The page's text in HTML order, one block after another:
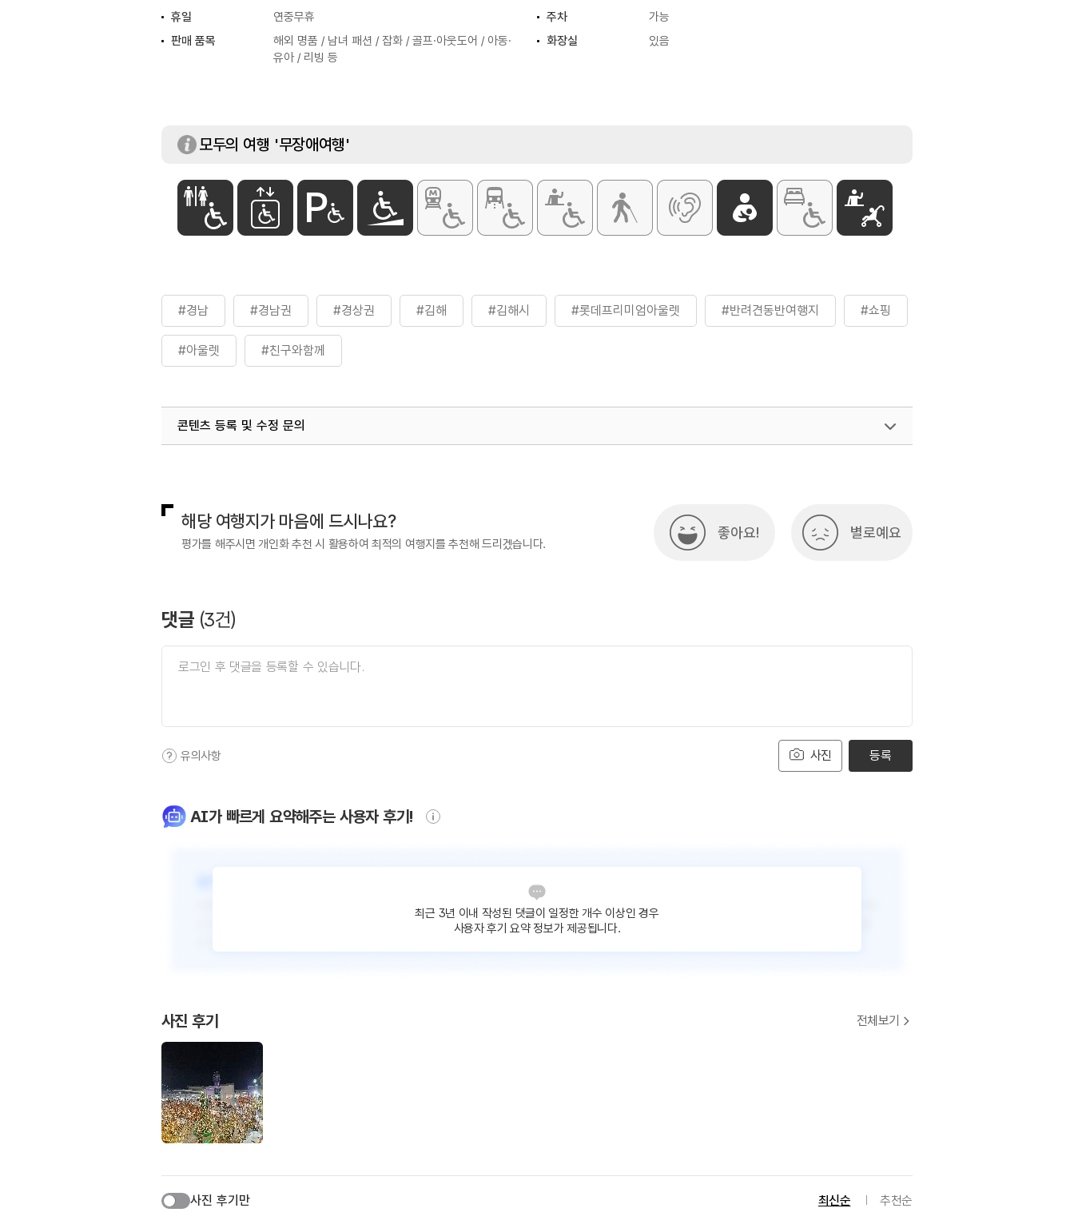
휴일
연중무휴 주차
가능
판매 품목
해외 명품 / 남녀 패션 / 잡화 / 골프·아웃도어 / 아동·
유아 / 리빙 등
화장실 있음
모두의 여행 '무장애여행'
#경남 #경남권 #경상권 #김해 #김해시 #롯데프리미엄아울렛 #반려견동반여행지 #쇼핑
#아울렛 #친구와함께
콘텐츠 등록 및 수정 문의
해당 여행지가 마음에 드시나요?
평가를 해주시면 개인화 추천 시 활용하여 최적의 여행지를 추천해 드리겠습니다.
좋아요! 별로예요
댓글 (3건)
사진
유의사항 등록
AI가 빠르게 요약해주는 사용자 후기!
최근 3년 이내 작성된 댓글이 일정한 개수 이상인 경우
사용자 후기 요약 정보가 제공됩니다.
사진 후기 전체보기
사진 후기만 최신순 추천순